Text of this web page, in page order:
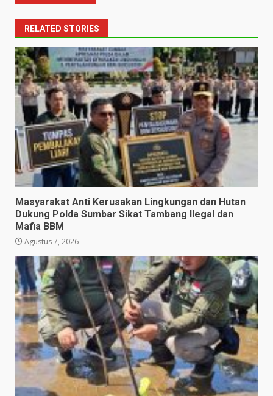
RELATED STORIES
Masyarakat Anti Kerusakan Lingkungan dan Hutan
Dukung Polda Sumbar Sikat Tambang Ilegal dan
Mafia BBM
Agustus 7, 2026